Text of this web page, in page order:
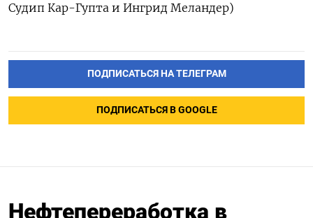
‌Судип Кар-Гупта и Ингрид Меландер)
ПОДПИСАТЬСЯ НА ТЕЛЕГРАМ
ПОДПИСАТЬСЯ В GOOGLE
Нефтепереработка в